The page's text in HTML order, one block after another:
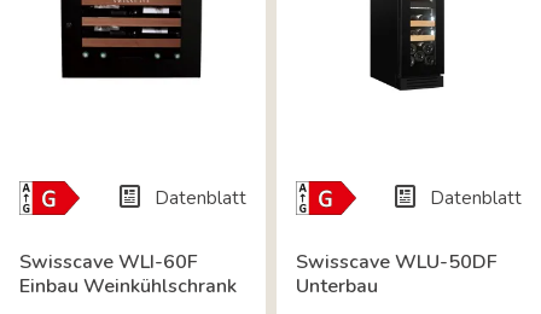
Energielabel- Datenblatt
Swisscave WLI-60F
Einbau Weinkühlschrank
Energielabel- Datenblatt
Swisscave WLU-50DF
Unterbau